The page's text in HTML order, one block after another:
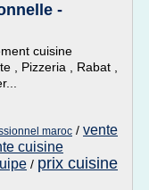
-
cuisine
, Pizzeria , Rabat ,
maroc / vente
cuisine
/ prix cuisine